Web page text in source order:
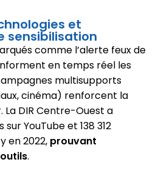
et
sensibilisation
comme l’alerte feux de
en temps réel les
multisupports
cinéma) renforcent la
La DIR Centre-Ouest a
YouTube et 138 312
en 2022, prouvant
.